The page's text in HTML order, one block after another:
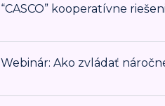
“CASCO” kooperatívne
Webinár: Ako zvládať